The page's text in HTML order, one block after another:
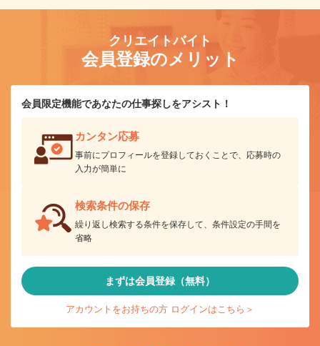
クリエイトバイト
会員登録のメリット
会員限定機能であなたの仕事探しをアシスト！
カンタン応募
事前にプロフィールを登録しておくことで、応募時の
入力が簡単に
検索条件の保存
繰り返し検索する条件を保存して、条件設定の手間を
省略
まずは会員登録（無料）
アカウントをお持ちの方 ログインはこちら＞